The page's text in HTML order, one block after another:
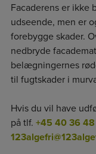
Facaderens er ikke
udseende, men er
forebygge skader.
nedbryde
belægningernes
til fugtskader i
Hvis du vil have
på tlf. +45 40 36